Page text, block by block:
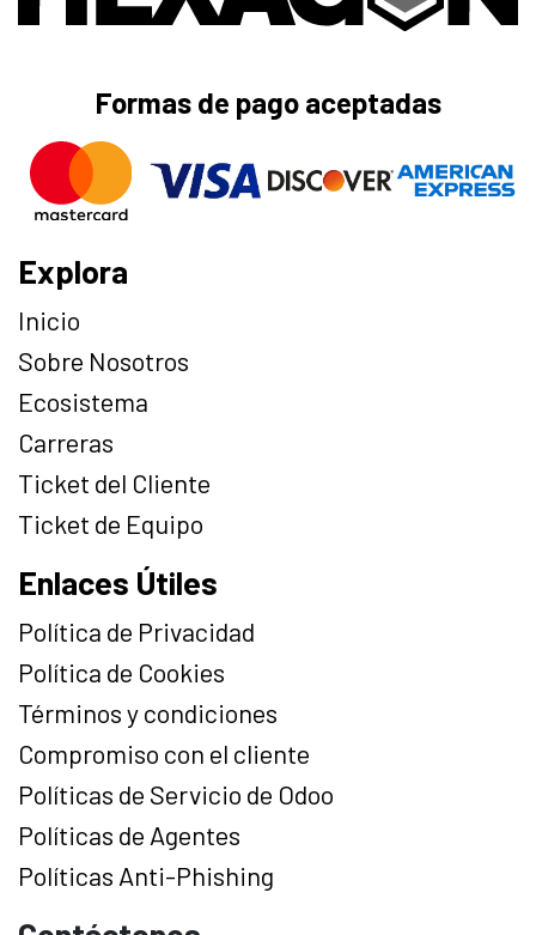
Formas de pago aceptadas
Explora
Inicio
Sobre Nosotros
Ecosistema
Carreras
Ticket del Cliente
Ticket de Equipo
Enlaces Útiles
Política de Privacidad
Política de Cookies
Términos y condiciones
Compromiso con el cliente
Políticas de Servicio de Odoo
Políticas de Agentes
Políticas Anti-Phishing